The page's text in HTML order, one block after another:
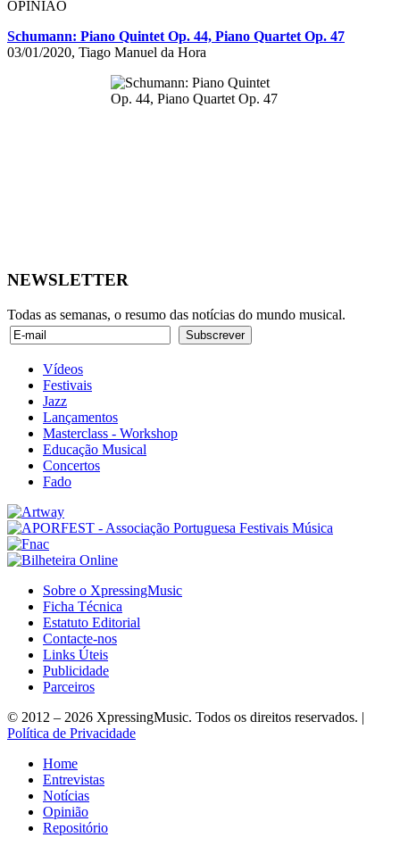
OPINIÃO
Schumann: Piano Quintet Op. 44, Piano Quartet Op. 47
03/01/2020, Tiago Manuel da Hora
NEWSLETTER
Todas as semanas, o resumo das notícias do mundo musical.
Vídeos
Festivais
Jazz
Lançamentos
Masterclass - Workshop
Educação Musical
Concertos
Fado
Sobre o XpressingMusic
Ficha Técnica
Estatuto Editorial
Contacte-nos
Links Úteis
Publicidade
Parceiros
© 2012 – 2026 XpressingMusic. Todos os direitos reservados. |
Política de Privacidade
Home
Entrevistas
Notícias
Opinião
Repositório